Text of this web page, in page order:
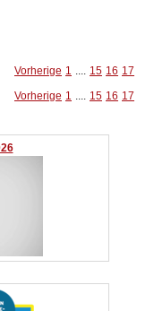
Vorherige 1 .... 15 16 17
Vorherige 1 .... 15 16 17